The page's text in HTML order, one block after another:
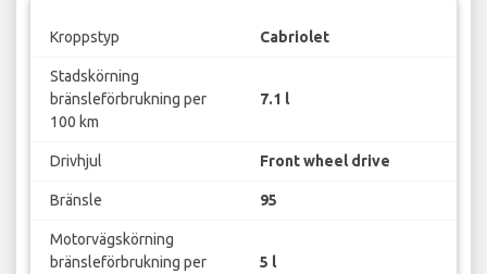
Kroppstyp Cabriolet
Stadskörning
bränsleförbrukning per
100 km
7.1 l
Drivhjul Front wheel drive
Bränsle 95
Motorvägskörning
bränsleförbrukning per
5 l